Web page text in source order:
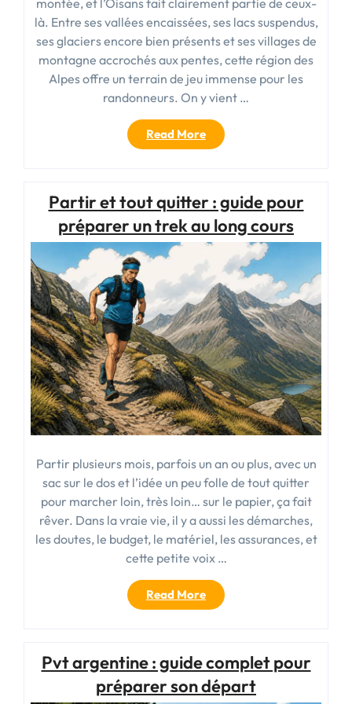
là. Entre ses vallées encaissées, ses lacs suspendus,
ses glaciers encore bien présents et ses villages de
montagne accrochés aux pentes, cette région des
Alpes offre un terrain de jeu immense pour les
randonneurs. On y vient …
Read More« Oisans
randonnée
plus
beaux
itinéraires
sentiers
à
découvrir »
Partir et tout quitter : guide pour
préparer un trek au long cours
Partir plusieurs mois, parfois un an ou plus, avec un
sac sur le dos et l’idée un peu folle de tout quitter
pour marcher loin, très loin… sur le papier, ça fait
rêver. Dans la vraie vie, il y a aussi les démarches,
les doutes, le budget, le matériel, les assurances, et
cette petite voix …
Read More« Partir
et
:
guide
pour
Pvt argentine : guide complet pour
préparer son départ